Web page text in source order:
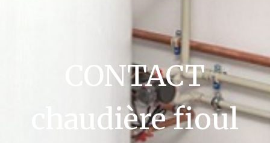
CONTACT
chaudière fioul